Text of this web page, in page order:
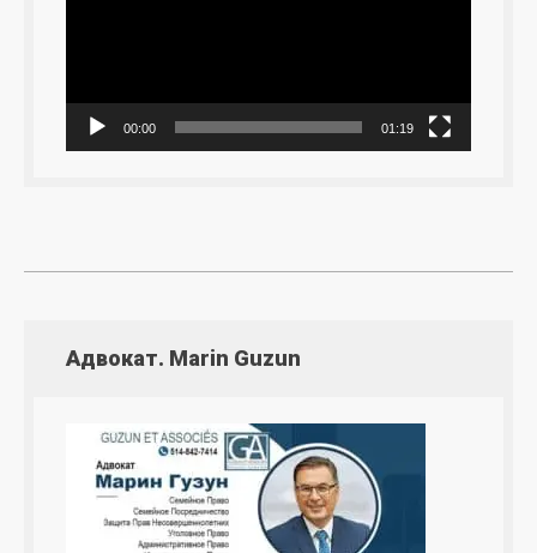
00:00 01:19
Адвокат. Marin Guzun